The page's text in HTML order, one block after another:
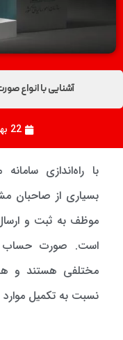
آشنایی با انواع
22 بهمن 1402
با راه‌اندازی
بسیاری از صاحبان
موظف به ثبت و
است. صورت حساب
مختلفی هستند و
نسبت به تکمیل